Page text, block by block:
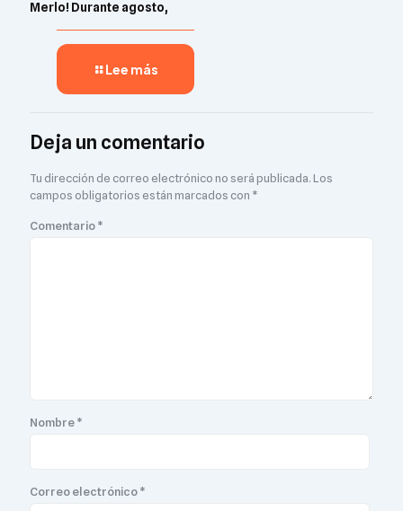
Merlo! Durante agosto,
Lee más
Deja un comentario
Tu dirección de correo electrónico no será publicada.Los
campos obligatorios están marcados con *
Comentario*
Nombre*
Correo electrónico*